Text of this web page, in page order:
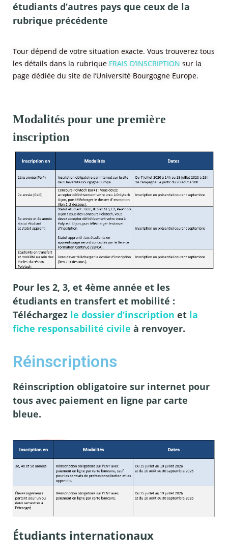
étudiants d’autres pays que ceux de la
rubrique précédente
Tour dépend de votre situation exacte. Vous trouverez tous
les détails dans la rubrique FRAIS D’INSCRIPTION sur la
page dédiée du site de l’Université Bourgogne Europe.
Modalités pour une première
inscription
Pour les 2, 3, et 4ème année et les
étudiants en transfert et mobilité :
Téléchargez le dossier d’inscription et la
fiche responsabilité civile à renvoyer.
Réinscriptions
Réinscription obligatoire sur internet pour
tous avec paiement en ligne par carte
bleue.
Étudiants internationaux